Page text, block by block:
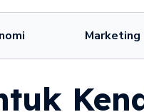
Marketing